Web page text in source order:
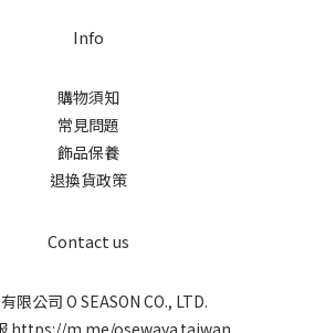
Info
購物須知
常見問題
飾品保養
退換貨政策
Contact us
限公司 O SEASON CO., LTD.